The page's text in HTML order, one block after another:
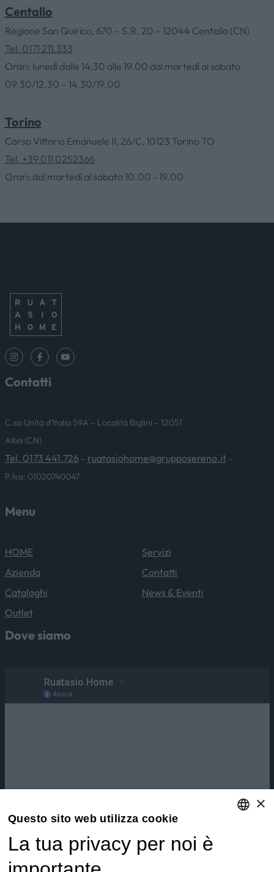
HOME
CATALOGHI
OUTLET
SERVIZI
Centallo
Regione San Quirico, 670 – S.R. 20 – 12044 Centallo (CN)
Tel. 0171 211.333
Orari: lunedì dalle 14.30 alle 19.00 dal martedì al sabato
09.30/12.30 – 14.30/19.00
Torino
Corso Vittorio Emanuele II, 26/C, 10123 Torino TO
Tel. +39 011 0252366
Orari: dal martedì al sabato 10.00 - 19.00
Contatti
C.so Unità d’Italia 59A – Località Biglini – 12051
Alba (CN)
Tel. 0173 441.726 – ruatasiohome@grupposereno.it –
P.Iva: 01020740047
Menu
HOME
Azienda
Cataloghi
Outlet
Servizi
Contatti
News & Eventi
Dove siamo
×
Questo sito web utilizza cookie
La tua privacy per noi è